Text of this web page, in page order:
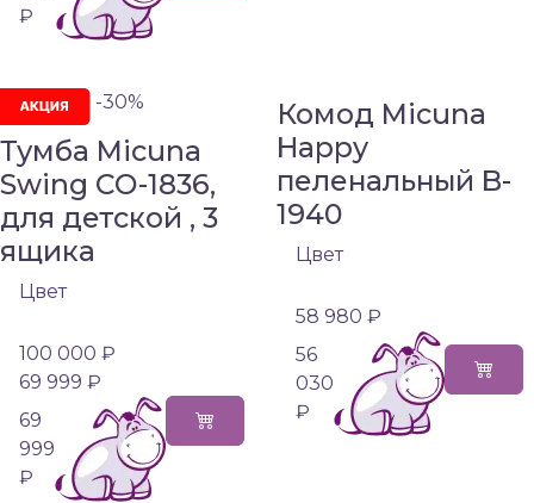
₽
-30%
Тумба Micuna
Swing СО-1836,
для детской , 3
ящика
Цвет
100 000 ₽
69 999 ₽
69
999
₽
Комод Micuna
Happy
пеленальный B-
1940
Цвет
58 980 ₽
56
030
₽